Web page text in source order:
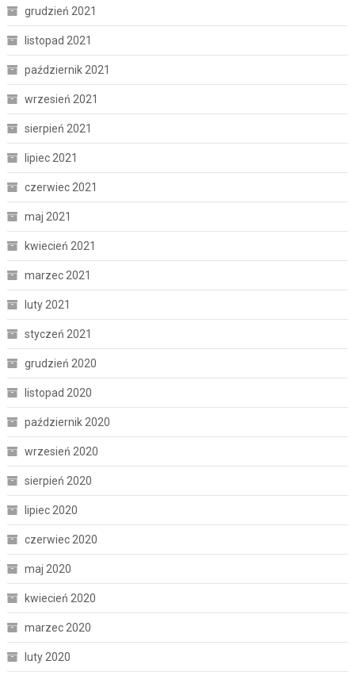
grudzień 2021
listopad 2021
październik 2021
wrzesień 2021
sierpień 2021
lipiec 2021
czerwiec 2021
maj 2021
kwiecień 2021
marzec 2021
luty 2021
styczeń 2021
grudzień 2020
listopad 2020
październik 2020
wrzesień 2020
sierpień 2020
lipiec 2020
czerwiec 2020
maj 2020
kwiecień 2020
marzec 2020
luty 2020